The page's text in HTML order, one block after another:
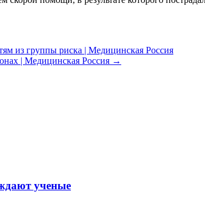
из группы риска | Медицинская Россия
| Медицинская Россия →
ученые